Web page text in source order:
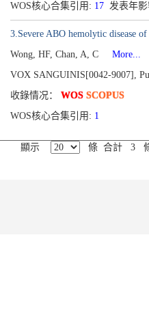
WOS核心合集引用: 17 发表年
3.Severe ABO hemolytic disease
Wong, HF, Chan, A, C
More...
VOX SANGUINIS[0042-9007],
收錄情况： WOS SCOPUS
WOS核心合集引用: 1
顯示 條 合計 3